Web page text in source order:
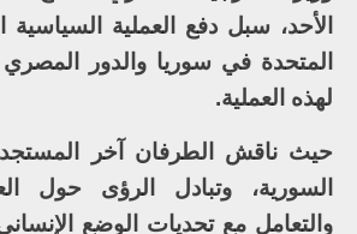
الأحد، سبل دفع العملية السياسية
المتحدة في سوريا والدور
لهذه العملية.
حيث ناقش الطرفان آخر
السورية، وتبادل الرؤى حول
والتعامل مع تحديات الوضع